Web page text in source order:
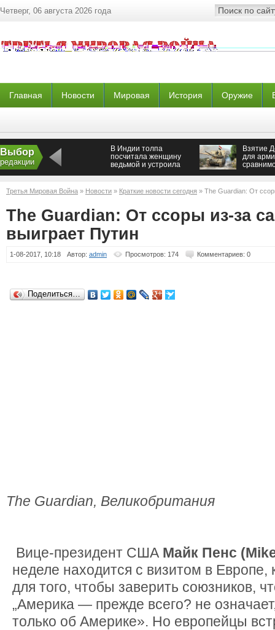
Четверг, 06 августа 2026 года
Главная Новости Мировая История Оружие
Выбор
редакции
В Индии толпа
посчитала женщину
ведьмой и устроила
Взятие
для
Третья Мировая Война » Новости » Краткие новости сегодня » The Guardian: От
The Guardian: От ссоры из-за
выиграет Путин
1-08-2017, 10:18 Автор: admin Просмотров: 174 Комментариев: 0
Поделиться…
The Guardian, Великобритания
Вице-президент США Майк Пенс
неделе находится с визитом в Европе,
для того, чтобы заверить союзников,
„Америка — прежде всего? не
только об Америке». Но европейцы